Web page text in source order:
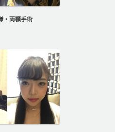
・両顎手術